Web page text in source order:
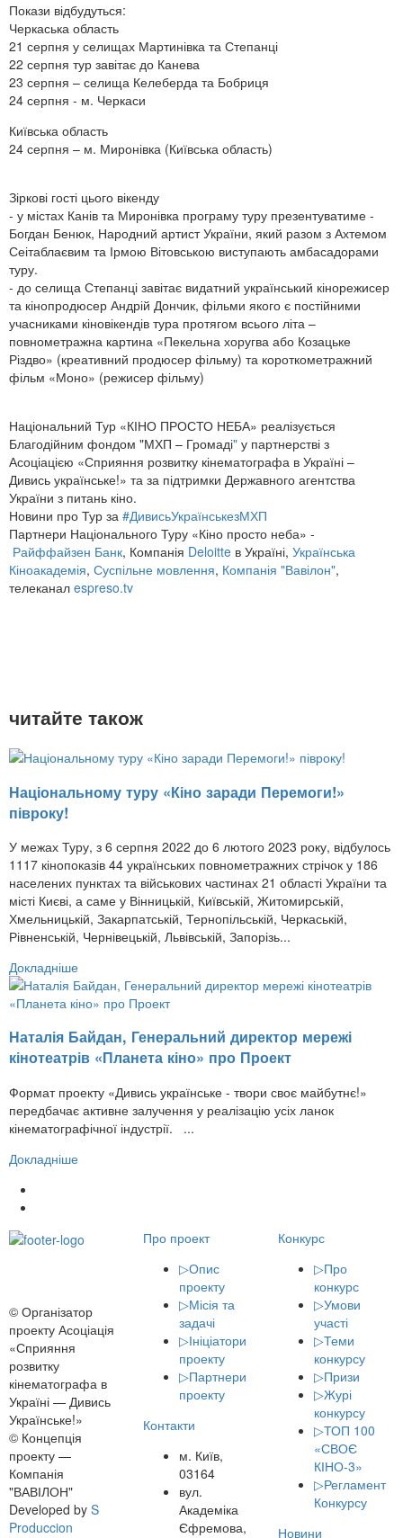
Покази відбудуться:
Черкаська область
21 серпня у селищах Мартинівка та Степанці
22 серпня тур завітає до Канева
23 серпня – селища Келеберда та Бобриця
24 серпня - м. Черкаси
Київська область
24 серпня – м. Миронівка (Київська область)
Зіркові гості цього вікенду
- у містах Канів та Миронівка програму туру презентуватиме -
Богдан Бенюк, Народний артист України, який разом з Ахтемом
Сеітаблаєвим та Ірмою Вітовською виступають амбасадорами
туру.
- до селища Степанці завітає видатний український кінорежисер
та кінопродюсер Андрій Дончик, фільми якого є постійними
учасниками кіновікендів тура протягом всього літа –
повнометражна картина «Пекельна хоругва або Козацьке
Різдво» (креативний продюсер фільму) та короткометражний
фільм «Моно» (режисер фільму)
Національний Тур «КІНО ПРОСТО НЕБА» реалізується
Благодійним фондом "МХП – Громаді" у партнерстві з
Асоціацією «Сприяння розвитку кінематографа в Україні –
Дивись українське!» та за підтримки Державного агентства
України з питань кіно.
Новини про Тур за #ДивисьУкраїнськезМХП
Партнери Національного Туру «Кіно просто неба» -
Райффайзен Банк, Компанія Deloitte в Україні, Українська
Кіноакадемія, Суспільне мовлення, Компанія "Вавілон",
телеканал espreso.tv
читайте також
Національному туру «Кіно заради Перемоги!»
півроку!
У межах Туру, з 6 серпня 2022 до 6 лютого 2023 року, відбулось
1117 кінопоказів 44 українських повнометражних стрічок у 186
населених пунктах та військових частинах 21 області України та
місті Києві, а саме у Вінницькій, Київській, Житомирській,
Хмельницькій, Закарпатській, Тернопільській, Черкаській,
Рівненській, Чернівецькій, Львівській, Запорізь...
Докладніше
Наталія Байдан, Генеральний директор мережі
кінотеатрів «Планета кіно» про Проект
Формат проекту «Дивись українське - твори своє майбутнє!»
передбачає активне залучення у реалізацію усіх ланок
кінематографічної індустрії. ...
Докладніше
© Організатор
проекту Асоціація
«Сприяння
розвитку
кінематографа в
Україні — Дивись
Українське!»
© Концепція
проекту —
Компанія
"ВАВІЛОН"
Developed by S
Produccion
Про проект
▷Опис
проекту
▷Місія та
задачі
▷Ініціатори
проекту
▷Партнери
проекту
Контакти
м. Київ,
03164
вул.
Академіка
Єфремова,
Конкурс
▷Про
конкурс
▷Умови
участі
▷Теми
конкурсу
▷Призи
▷Журі
конкурсу
▷ТОП 100
«СВОЄ
КІНО-3»
▷Регламент
Конкурсу
Новини